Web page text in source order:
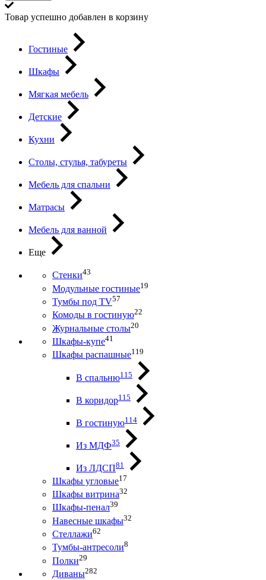
Товар успешно добавлен в корзину
Гостиные
Шкафы
Мягкая мебель
Детские
Кухни
Столы, стулья, табуреты
Мебель для спальни
Матрасы
Мебель для ванной
Еще
Стенки43
Модульные гостиные19
Тумбы под ТV57
Комоды в гостиную22
Журнальные столы20
Шкафы-купе41
Шкафы распашные119
В спальню115
В коридор115
В гостиную114
Из МДФ35
Из ЛДСП81
Шкафы угловые17
Шкафы витрина32
Шкафы-пенал39
Навесные шкафы32
Стеллажи62
Тумбы-антресоли8
Полки29
Диваны282